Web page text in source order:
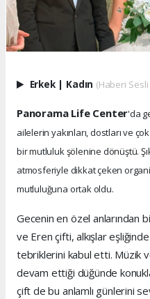
Erkek | Kadın (Haberi
Panorama Life Center'da
ailelerin yakınları, dostları ve
bir mutluluk şölenine dönüştü.
atmosferiyle dikkat çeken
mutluluğuna ortak oldu.
Gecenin en özel anlarından
ve Eren çifti, alkışlar
tebriklerini kabul etti. Müzik
devam ettiği düğünde
çift de bu anlamlı günlerini